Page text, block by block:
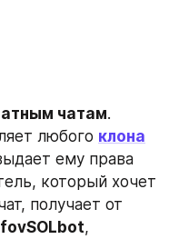
чатам.
любого клона
ему права
который хочет
получает от
fovSOLbot,